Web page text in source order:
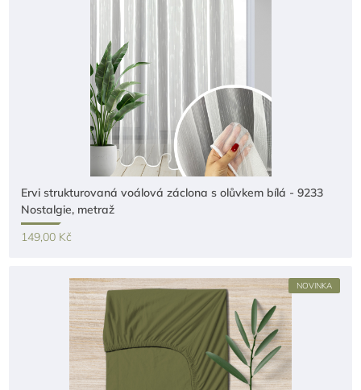
Ervi strukturovaná voálová záclona s olůvkem bílá - 9233
Nostalgie, metraž
149,00 Kč
NOVINKA